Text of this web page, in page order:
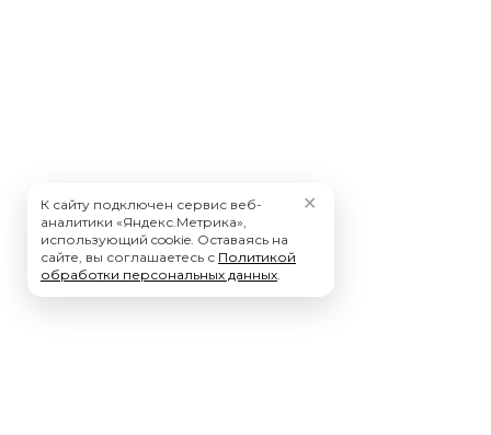
К сайту подключен сервис веб-
аналитики «Яндекс.Метрика»,
использующий cookie. Оставаясь на
сайте, вы соглашаетесь с Политикой
обработки персональных данных.
✕